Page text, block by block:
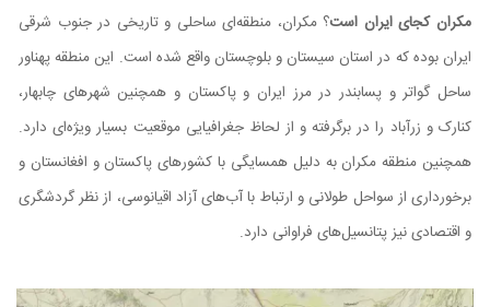
مکران کجای ایران است؟ مکران، منطقه‌ای ساحلی و تاریخی در جنوب شرقی
ایران بوده که در استان سیستان و بلوچستان واقع شده است. این منطقه پهناور
ساحل گواتر و پسابندر در مرز ایران و پاکستان و همچنین شهرهای چابهار،
کنارک و زرآباد را در برگرفته و از لحاظ جغرافیایی موقعیت بسیار ویژه‌ای دارد.
همچنین منطقه مکران به دلیل همسایگی با کشورهای پاکستان و افغانستان و
برخورداری از سواحل طولانی و ارتباط با آب‌های آزاد اقیانوسی، از نظر گردشگری
و اقتصادی نیز پتانسیل‌های فراوانی دارد.